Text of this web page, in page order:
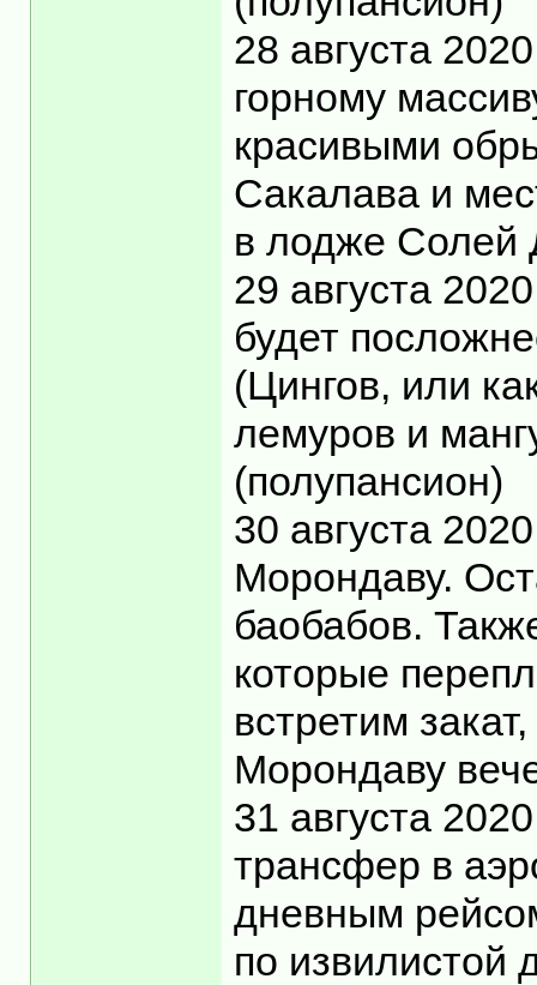
28 августа
горному
красивыми
Сакалава и
в лодже Солей
29 августа
будет
(Цингов, или
лемуров и
(полупансион)
30 августа
Морондаву.
баобабов.
которые
встретим
Морондаву
31 августа
трансфер в
дневным
по извилистой